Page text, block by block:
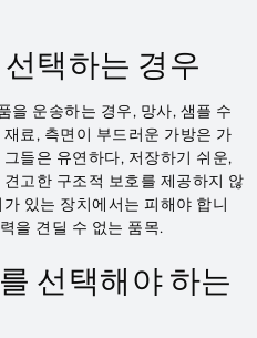
택하는 경우
을 운송하는 경우, 망사, 샘플 수
료, 측면이 부드러운 가방은 가
들은 유연하다, 저장하기 쉬운,
고한 구조적 보호를 제공하지 않
있는 장치에서는 피해야 합니
을 견딜 수 없는 품목.
선택해야 하는